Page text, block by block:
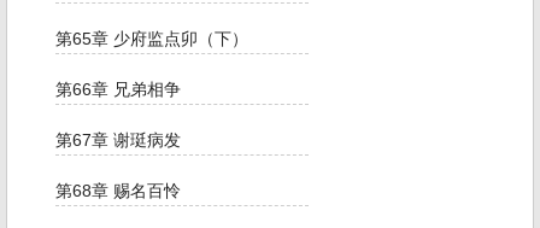
第65章 少府监点卯（下）
第66章 兄弟相争
第67章 谢珽病发
第68章 赐名百怜